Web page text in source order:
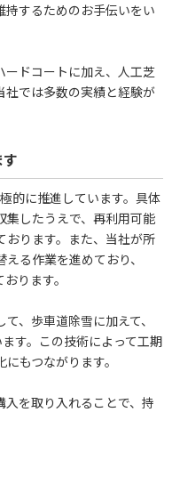
持するためのお手伝いをい
ードコートに加え、人工芝
社では多数の実績と経験が
的に推進しています。具体
集したうえで、再利用可能
おります。また、当社が所
る作業を進めており、
ります。
、歩車道除雪に加えて、
す。この技術によって工期
もつながります。
を取り入れることで、持